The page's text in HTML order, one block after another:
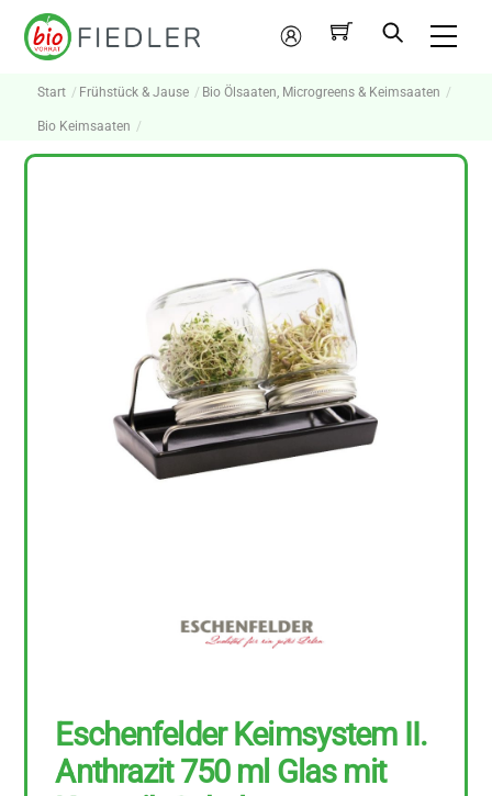
Skip
Mein
Konto
Start Frühstück & Jause Bio Ölsaaten, Microgreens & Keimsaaten
Bio Keimsaaten
Eschenfelder Keimsystem II.
Anthrazit 750 ml Glas mit